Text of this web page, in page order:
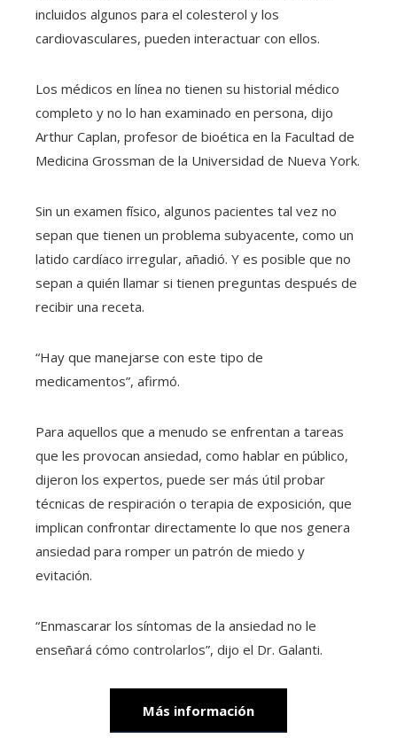
incluidos algunos para el colesterol y los
cardiovasculares, pueden interactuar con ellos.
Los médicos en línea no tienen su historial médico
completo y no lo han examinado en persona, dijo
Arthur Caplan, profesor de bioética en la Facultad de
Medicina Grossman de la Universidad de Nueva York.
Sin un examen físico, algunos pacientes tal vez no
sepan que tienen un problema subyacente, como un
latido cardíaco irregular, añadió. Y es posible que no
sepan a quién llamar si tienen preguntas después de
recibir una receta.
“Hay que manejarse con este tipo de
medicamentos”, afirmó.
Para aquellos que a menudo se enfrentan a tareas
que les provocan ansiedad, como hablar en público,
dijeron los expertos, puede ser más útil probar
técnicas de respiración o terapia de exposición, que
implican confrontar directamente lo que nos genera
ansiedad para romper un patrón de miedo y
evitación.
“Enmascarar los síntomas de la ansiedad no le
enseñará cómo controlarlos”, dijo el Dr. Galanti.
Más información